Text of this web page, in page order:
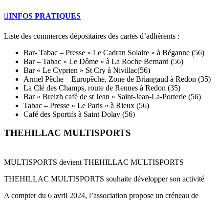
INFOS PRATIQUES
Liste des commerces dépositaires des cartes d’adhérents :
Bar- Tabac – Presse « Le Cadran Solaire » à Béganne (56)
Bar – Tabac « Le Dôme » à La Roche Bernard (56)
Bar « Le Cyprien » St Cry à Nivillac(56)
Armel Pêche – Europêche, Zone de Briangaud à Redon (35)
La Clé des Champs, route de Rennes à Redon (35)
Bar « Breizh café de st Jean » Saint-Jean-La-Porterie (56)
Tabac – Presse « Le Paris » à Rieux (56)
Café des Sportifs à Saint Dolay (56)
THEHILLAC MULTISPORTS
MULTISPORTS devient THEHILLAC MULTISPORTS
THEHILLAC MULTISPORTS souhaite développer son activité
A compter du 6 avril 2024, l’association propose un créneau de